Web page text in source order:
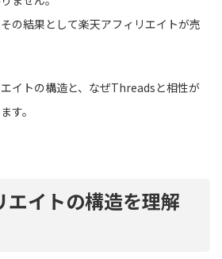
の結果として楽天アフィリエイトが売
イトの構造と、なぜThreadsと相性が
す。
エイトの構造を理解